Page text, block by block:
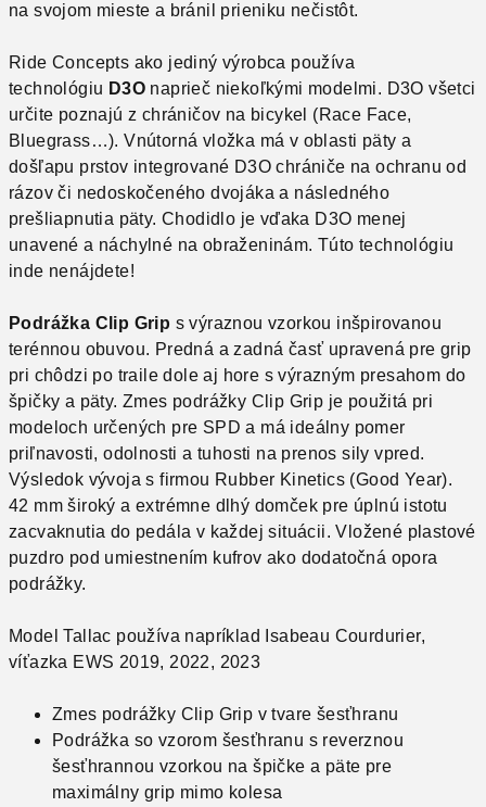
na svojom mieste a bránil prieniku nečistôt.
Ride Concepts ako jediný výrobca používa
technológiu D3O naprieč niekoľkými modelmi. D3O všetci
určite poznajú z chráničov na bicykel (Race Face,
Bluegrass…). Vnútorná vložka má v oblasti päty a
došľapu prstov integrované D3O chrániče na ochranu od
rázov či nedoskočeného dvojáka a následného
prešliapnutia päty. Chodidlo je vďaka D3O menej
unavené a náchylné na obraženinám. Túto technológiu
inde nenájdete!
Podrážka Clip Grip s výraznou vzorkou inšpirovanou
terénnou obuvou. Predná a zadná časť upravená pre grip
pri chôdzi po traile dole aj hore s výrazným presahom do
špičky a päty. Zmes podrážky Clip Grip je použitá pri
modeloch určených pre SPD a má ideálny pomer
priľnavosti, odolnosti a tuhosti na prenos sily vpred.
Výsledok vývoja s firmou Rubber Kinetics (Good Year).
42 mm široký a extrémne dlhý domček pre úplnú istotu
zacvaknutia do pedála v každej situácii. Vložené plastové
puzdro pod umiestnením kufrov ako dodatočná opora
podrážky.
Model Tallac používa napríklad Isabeau Courdurier,
víťazka EWS 2019, 2022, 2023
Zmes podrážky Clip Grip v tvare šesťhranu
Podrážka so vzorom šesťhranu s reverznou
šesťhrannou vzorkou na špičke a päte pre
maximálny grip mimo kolesa